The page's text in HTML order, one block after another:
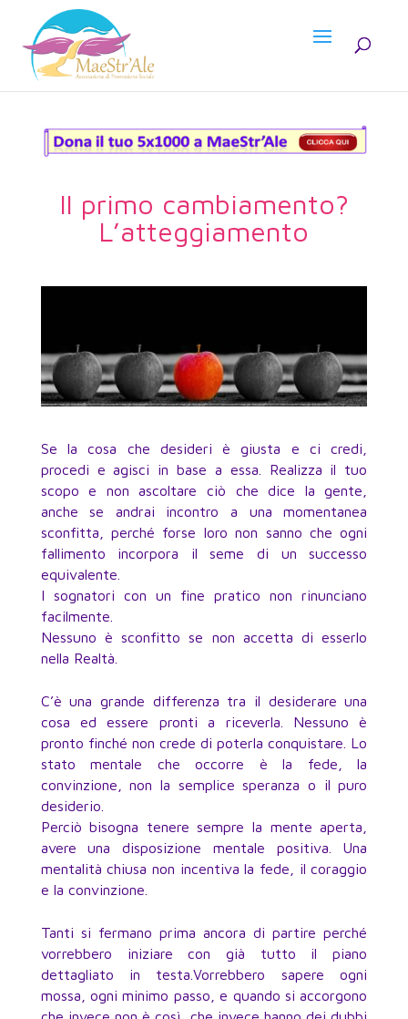
Il primo cambiamento?
L’atteggiamento
Se la cosa che desideri è giusta e ci credi,
procedi e agisci in base a essa. Realizza il tuo
scopo e non ascoltare ciò che dice la gente,
anche se andrai incontro a una momentanea
sconfitta, perché forse loro non sanno che ogni
fallimento incorpora il seme di un successo
equivalente.
I sognatori con un fine pratico non rinunciano
facilmente.
Nessuno è sconfitto se non accetta di esserlo
nella Realtà.
C’è una grande differenza tra il desiderare una
cosa ed essere pronti a riceverla. Nessuno è
pronto finché non crede di poterla conquistare. Lo
stato mentale che occorre è la fede, la
convinzione, non la semplice speranza o il puro
desiderio.
Perciò bisogna tenere sempre la mente aperta,
avere una disposizione mentale positiva. Una
mentalità chiusa non incentiva la fede, il coraggio
e la convinzione.
Tanti si fermano prima ancora di partire perché
vorrebbero iniziare con già tutto il piano
dettagliato in testa.Vorrebbero sapere ogni
mossa, ogni minimo passo, e quando si accorgono